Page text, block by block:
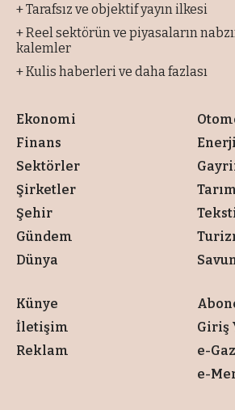
+ Tarafsız ve objektif yayın ilkesi
+ Reel sektörün ve piyasaların
kalemler
+ Kulis haberleri ve daha fazlası
Ekonomi
Finans
Sektörler
Şirketler
Şehir
Gündem
Dünya
Enerji
Künye
İletişim
Reklam
Giriş
e-
e-